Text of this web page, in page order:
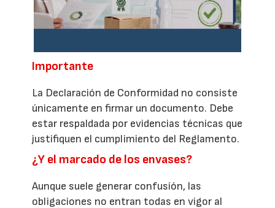
Importante
La Declaración de Conformidad no consiste
únicamente en firmar un documento. Debe
estar respaldada por evidencias técnicas que
justifiquen el cumplimiento del Reglamento.
¿Y el marcado de los envases?
Aunque suele generar confusión, las
obligaciones no entran todas en vigor al